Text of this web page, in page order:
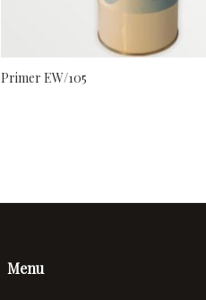
Primer EW/105
Menu